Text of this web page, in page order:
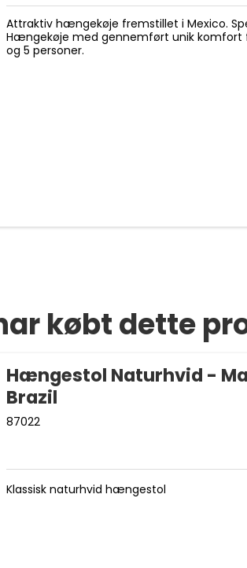
Attraktiv hængekøje fremstillet i Mexico.
Hængekøje med gennemført unik komfort
og 5 personer.
købt dette
Hængestol Naturhvid -
Brazil
87022
Klassisk naturhvid hængestol